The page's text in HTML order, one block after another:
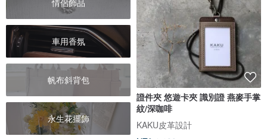
情侶飾品
車用香氛
帆布斜背包
永生花擺飾
證件夾 悠遊卡夾 識別證 燕麥手掌
紋/深咖啡
KAKU皮革設計